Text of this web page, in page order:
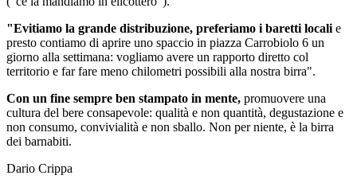
"Evitiamo la grande distribuzione, preferiamo i baretti locali e
presto contiamo di aprire uno spaccio in piazza Carrobiolo 6 un
giorno alla settimana: vogliamo avere un rapporto diretto col
territorio e far fare meno chilometri possibili alla nostra birra".
Con un fine sempre ben stampato in mente, promuovere una
cultura del bere consapevole: qualità e non quantità, degustazione e
non consumo, convivialità e non sballo. Non per niente, è la birra
dei barnabiti.
Dario Crippa